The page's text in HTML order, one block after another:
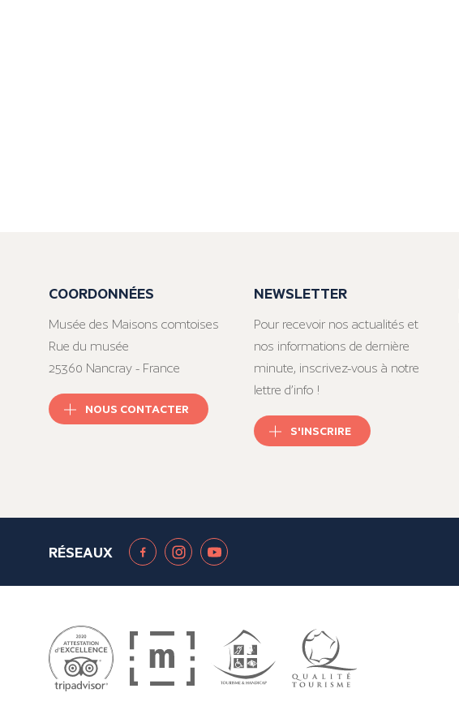
COORDONNÉES
Musée des Maisons comtoises
Rue du musée
25360 Nancray - France
NOUS CONTACTER
NEWSLETTER
Pour recevoir nos actualités et
nos informations de dernière
minute, inscrivez-vous à notre
lettre d’info !
S'INSCRIRE
RÉSEAUX